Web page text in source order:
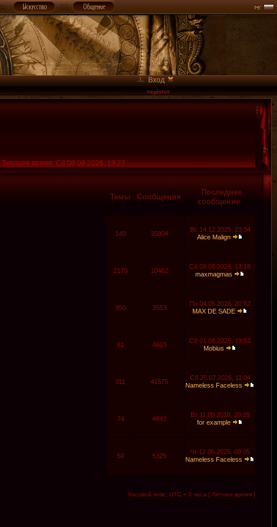
Вход
Текущее время: Сб 08.08.2026, 19:27
Темы Сообщения
Последнее
сообщение
140 35804
Вс 14.12.2025, 23:04
Alice Malign
2170 10462
Сб 08.08.2026, 13:18
maxmagmas
950 3553
Пн 04.05.2026, 20:52
MAX DE SADE
61 4603
Сб 01.08.2026, 19:53
Mobius
311 41575
Сб 25.07.2026, 11:04
Nameless Faceless
74 4643
Вт 11.09.2018, 20:39
for example
50 5325
Чт 12.06.2025, 09:05
Nameless Faceless
Часовой пояс: UTC + 3 часа [ Летнее время ]